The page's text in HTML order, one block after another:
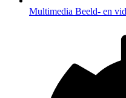
Multimedia Beeld- en